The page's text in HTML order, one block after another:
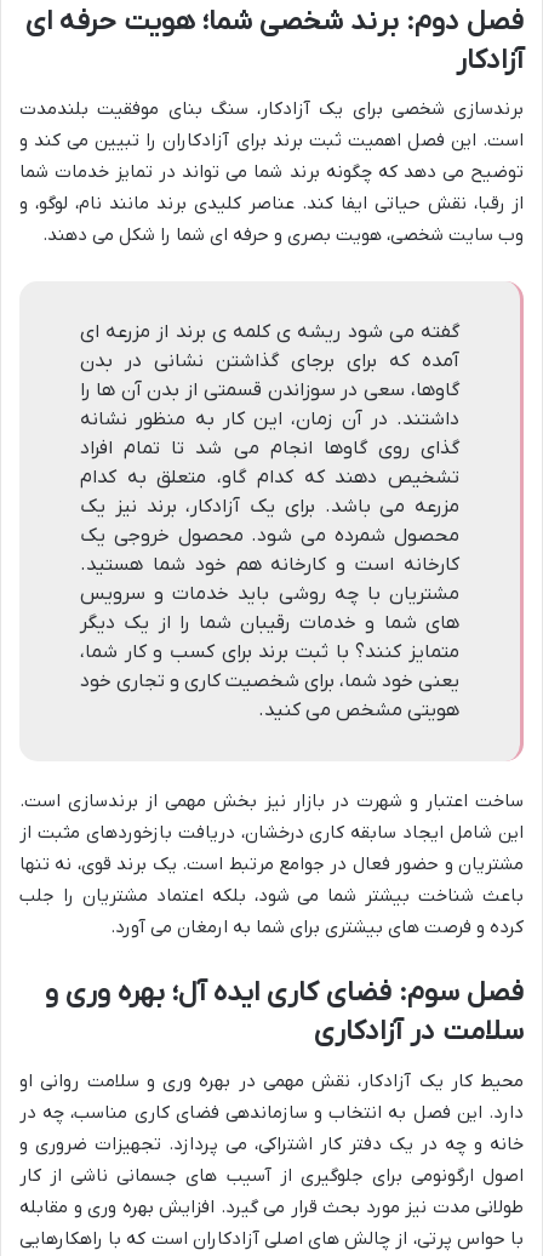
فصل دوم: برند شخصی شما؛ هویت حرفه ای
آزادکار
برندسازی شخصی برای یک آزادکار، سنگ بنای موفقیت بلندمدت
است. این فصل اهمیت ثبت برند برای آزادکاران را تبیین می کند و
توضیح می دهد که چگونه برند شما می تواند در تمایز خدمات شما
از رقبا، نقش حیاتی ایفا کند. عناصر کلیدی برند مانند نام، لوگو، و
وب سایت شخصی، هویت بصری و حرفه ای شما را شکل می دهند.
گفته می شود ریشه ی کلمه ی برند از مزرعه ای
آمده که برای برجای گذاشتن نشانی در بدن
گاوها، سعی در سوزاندن قسمتی از بدن آن ها را
داشتند. در آن زمان، این کار به منظور نشانه
گذای روی گاوها انجام می شد تا تمام افراد
تشخیص دهند که کدام گاو، متعلق به کدام
مزرعه می باشد. برای یک آزادکار، برند نیز یک
محصول شمرده می شود. محصول خروجی یک
کارخانه است و کارخانه هم خود شما هستید.
مشتریان با چه روشی باید خدمات و سرویس
های شما و خدمات رقیبان شما را از یک دیگر
متمایز کنند؟ با ثبت برند برای کسب و کار شما،
یعنی خود شما، برای شخصیت کاری و تجاری خود
هویتی مشخص می کنید.
ساخت اعتبار و شهرت در بازار نیز بخش مهمی از برندسازی است.
این شامل ایجاد سابقه کاری درخشان، دریافت بازخوردهای مثبت از
مشتریان و حضور فعال در جوامع مرتبط است. یک برند قوی، نه تنها
باعث شناخت بیشتر شما می شود، بلکه اعتماد مشتریان را جلب
کرده و فرصت های بیشتری برای شما به ارمغان می آورد.
فصل سوم: فضای کاری ایده آل؛ بهره وری و
سلامت در آزادکاری
محیط کار یک آزادکار، نقش مهمی در بهره وری و سلامت روانی او
دارد. این فصل به انتخاب و سازماندهی فضای کاری مناسب، چه در
خانه و چه در یک دفتر کار اشتراکی، می پردازد. تجهیزات ضروری و
اصول ارگونومی برای جلوگیری از آسیب های جسمانی ناشی از کار
طولانی مدت نیز مورد بحث قرار می گیرد. افزایش بهره وری و مقابله
با حواس پرتی، از چالش های اصلی آزادکاران است که با راهکارهایی